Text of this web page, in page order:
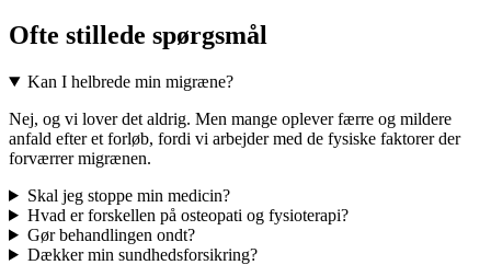
Ofte stillede spørgsmål
Kan I helbrede min migræne?
Nej, og vi lover det aldrig. Men mange oplever færre og mildere
anfald efter et forløb, fordi vi arbejder med de fysiske faktorer der
forværrer migrænen.
Skal jeg stoppe min medicin?
Hvad er forskellen på osteopati og fysioterapi?
Gør behandlingen ondt?
Dækker min sundhedsforsikring?